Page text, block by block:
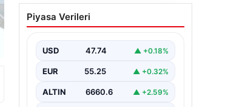
Fed faizi sabit tuttu
Piyasa Verileri
USD 47.74 ▲ +0.18%
EUR 55.25 ▲ +0.32%
ALTIN 6660.6 ▲ +2.59%